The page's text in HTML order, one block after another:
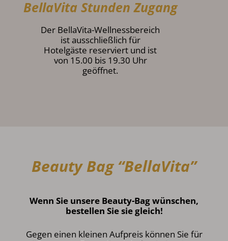
BellaVita Stunden Zugang
Der BellaVita-Wellnessbereich
ist ausschließlich für
Hotelgäste reserviert und ist
von 15.00 bis 19.30 Uhr
geöffnet.
Beauty Bag “BellaVita”
Wenn Sie unsere Beauty-Bag wünschen,
bestellen Sie sie gleich!
Gegen einen kleinen Aufpreis können Sie für